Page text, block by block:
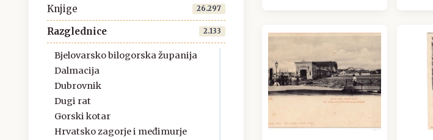
Knjige 26.297
Razglednice 2.133
Bjelovarsko bilogorska županija
Dalmacija
Dubrovnik
Dugi rat
Gorski kotar
Hrvatsko zagorje i međimurje